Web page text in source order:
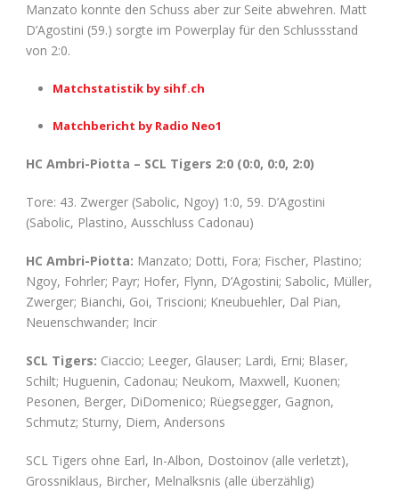
Manzato konnte den Schuss aber zur Seite abwehren. Matt
D’Agostini (59.) sorgte im Powerplay für den Schlussstand
von 2:0.
Matchstatistik by sihf.ch
Matchbericht by Radio Neo1
HC Ambri-Piotta – SCL Tigers 2:0 (0:0, 0:0, 2:0)
Tore: 43. Zwerger (Sabolic, Ngoy) 1:0, 59. D’Agostini
(Sabolic, Plastino, Ausschluss Cadonau)
HC Ambri-Piotta: Manzato; Dotti, Fora; Fischer, Plastino;
Ngoy, Fohrler; Payr; Hofer, Flynn, D’Agostini; Sabolic, Müller,
Zwerger; Bianchi, Goi, Triscioni; Kneubuehler, Dal Pian,
Neuenschwander; Incir
SCL Tigers: Ciaccio; Leeger, Glauser; Lardi, Erni; Blaser,
Schilt; Huguenin, Cadonau; Neukom, Maxwell, Kuonen;
Pesonen, Berger, DiDomenico; Rüegsegger, Gagnon,
Schmutz; Sturny, Diem, Andersons
SCL Tigers ohne Earl, In-Albon, Dostoinov (alle verletzt),
Grossniklaus, Bircher, Melnalksnis (alle überzählig)